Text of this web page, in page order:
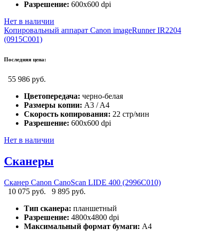
Разрешение: 600x600 dpi
Нет в наличии
Копировальный аппарат Canon imageRunner IR2204
(0915C001)
Последняя цена:
55 986 руб.
Цветопередача: черно-белая
Размеры копии: A3 / A4
Скорость копирования: 22 стр/мин
Разрешение: 600x600 dpi
Нет в наличии
Сканеры
Сканер Canon CanoScan LIDE 400 (2996C010)
10 075 руб.
9 895 руб.
Тип сканера: планшетный
Разрешение: 4800x4800 dpi
Максимальный формат бумаги: A4